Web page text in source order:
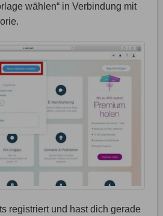
wählen“ in Verbindung mit
registriert und hast dich gerade